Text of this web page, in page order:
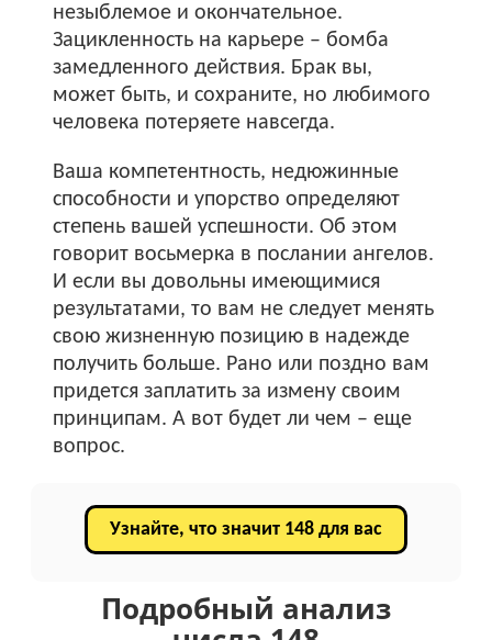
незыблемое и окончательное.
Зацикленность на карьере – бомба
замедленного действия. Брак вы,
может быть, и сохраните, но любимого
человека потеряете навсегда.
Ваша компетентность, недюжинные
способности и упорство определяют
степень вашей успешности. Об этом
говорит восьмерка в послании ангелов.
И если вы довольны имеющимися
результатами, то вам не следует менять
свою жизненную позицию в надежде
получить больше. Рано или поздно вам
придется заплатить за измену своим
принципам. А вот будет ли чем – еще
вопрос.
Узнайте, что значит 148 для вас
Подробный анализ